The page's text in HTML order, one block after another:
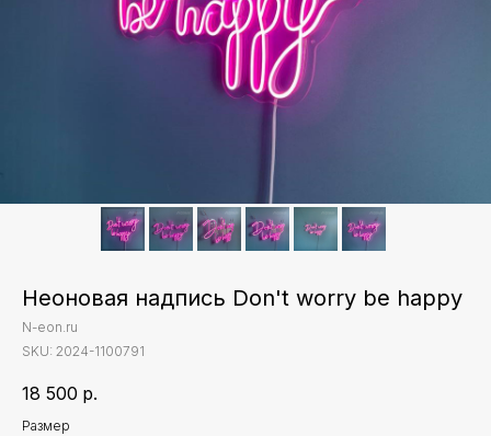
Неоновая надпись Don't worry be happy
N-eon.ru
SKU: 2024-1100791
18 500 р.
Размер